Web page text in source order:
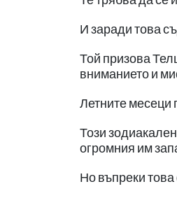
И заради това
Той призова
вниманието и
Летните месеци
Този
огромния им
Но въпреки това